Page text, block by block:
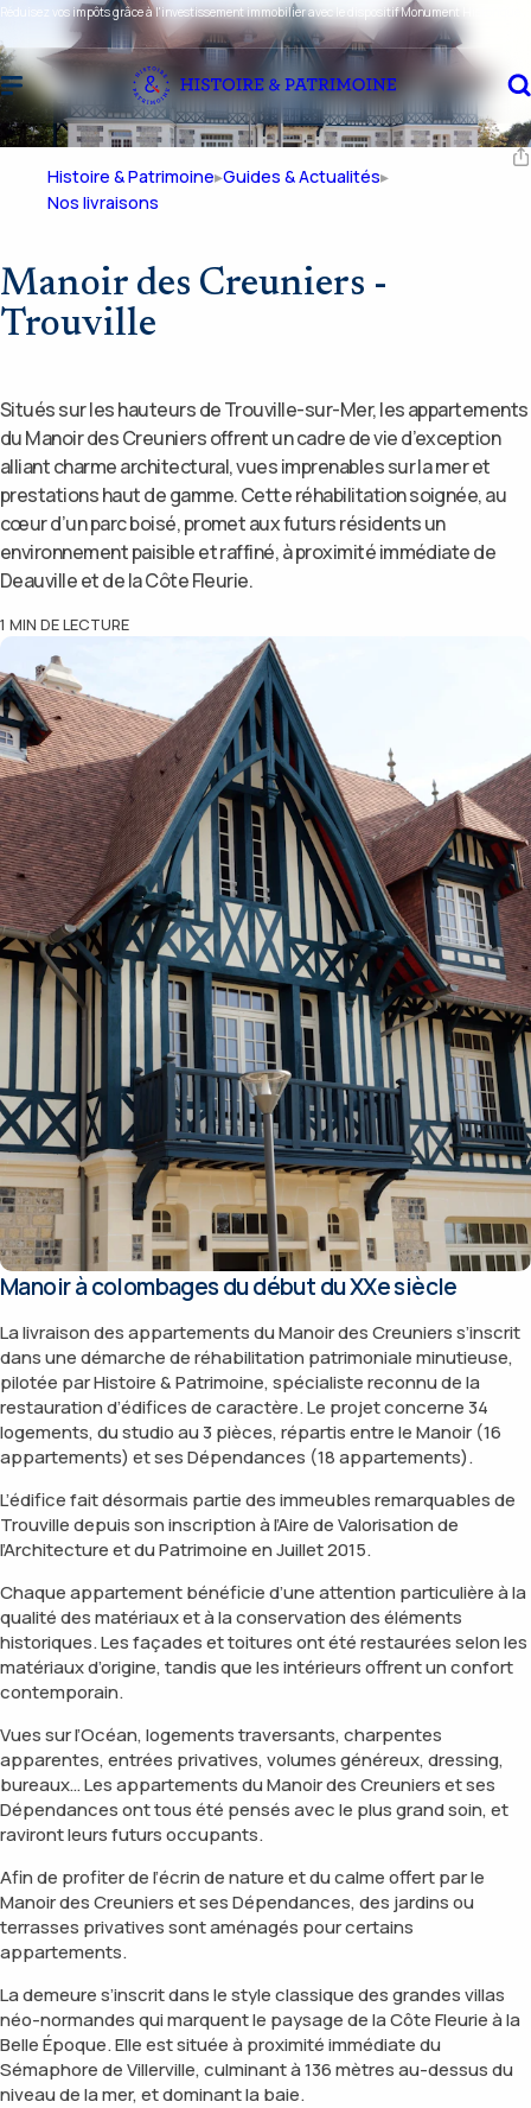
Histoire & Patrimoine Guides & Actualités
Nos livraisons
Manoir des Creuniers -
Trouville
Situés sur les hauteurs de Trouville-sur-Mer, les appartements
du Manoir des Creuniers offrent un cadre de vie d’exception
alliant charme architectural, vues imprenables sur la mer et
prestations haut de gamme. Cette réhabilitation soignée, au
cœur d’un parc boisé, promet aux futurs résidents un
environnement paisible et raffiné, à proximité immédiate de
Deauville et de la Côte Fleurie.
1 MIN DE LECTURE
Manoir à colombages du début du XXe siècle
La livraison des appartements du Manoir des Creuniers s’inscrit
dans une démarche de réhabilitation patrimoniale minutieuse,
pilotée par Histoire & Patrimoine, spécialiste reconnu de la
restauration d’édifices de caractère. Le projet concerne 34
logements, du studio au 3 pièces, répartis entre le Manoir (16
appartements) et ses Dépendances (18 appartements).
L’édifice fait désormais partie des immeubles remarquables de
Trouville depuis son inscription à l’Aire de Valorisation de
l’Architecture et du Patrimoine en Juillet 2015.
Chaque appartement bénéficie d’une attention particulière à la
qualité des matériaux et à la conservation des éléments
historiques. Les façades et toitures ont été restaurées selon les
matériaux d’origine, tandis que les intérieurs offrent un confort
contemporain.
Vues sur l’Océan, logements traversants, charpentes
apparentes, entrées privatives, volumes généreux, dressing,
bureaux… Les appartements du Manoir des Creuniers et ses
Dépendances ont tous été pensés avec le plus grand soin, et
raviront leurs futurs occupants.
Afin de profiter de l’écrin de nature et du calme offert par le
Manoir des Creuniers et ses Dépendances, des jardins ou
terrasses privatives sont aménagés pour certains
appartements.
La demeure s’inscrit dans le style classique des grandes villas
néo-normandes qui marquent le paysage de la Côte Fleurie à la
Belle Époque. Elle est située à proximité immédiate du
Sémaphore de Villerville, culminant à 136 mètres au-dessus du
niveau de la mer, et dominant la baie.